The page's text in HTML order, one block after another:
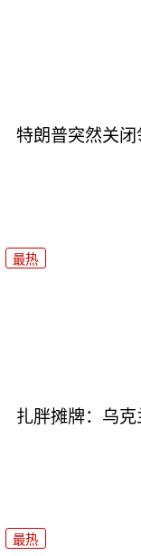
特朗普突然关
最热
扎胖摊牌：乌克
最热